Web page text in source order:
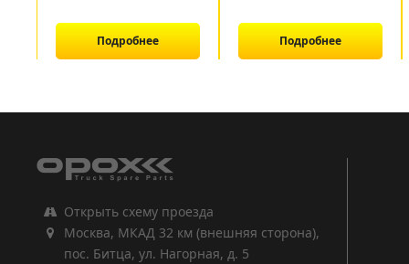
Подробнее Подробнее
Открыть схему проезда
Москва, МКАД 32 км (внешняя сторона),
пос. Битца, ул. Нагорная, д. 5